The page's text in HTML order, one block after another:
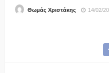
Θωμάς Χριστάκης 14/02/